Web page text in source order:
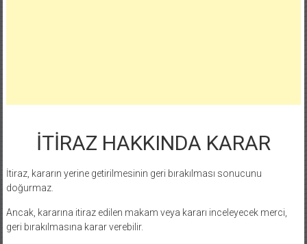
İTİRAZ HAKKINDA KARAR
İtiraz, kararın yerine getirilmesinin geri bırakılması sonucunu
doğurmaz.
Ancak, kararına itiraz edilen makam veya kararı inceleyecek merci,
geri bırakılmasına karar verebilir.